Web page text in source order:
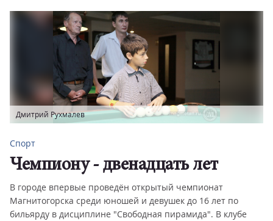
Спорт
Чемпиону - двенадцать лет
В городе впервые проведён открытый чемпионат
Магнитогорска среди юношей и девушек до 16 лет по
бильярду в дисциплине "Свободная пирамида". В клубе
Дмитрий Рухмалев